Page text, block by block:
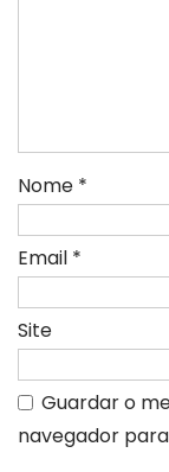
Nome *
Email *
Site
Guardar o
navegador